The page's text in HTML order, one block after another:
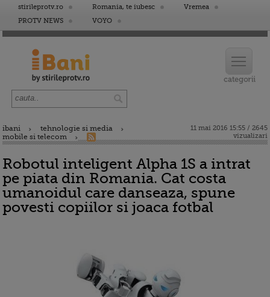
stirileprotv.ro Romania, te iubesc
Vremea
PROTV NEWS
VOYO
ibani
tehnologie si media
mobile si telecom
11 mai 2016 15:55 / 2645
vizualizari
Robotul inteligent Alpha 1S a intrat
pe piata din Romania. Cat costa
umanoidul care danseaza, spune
povesti copiilor si joaca fotbal